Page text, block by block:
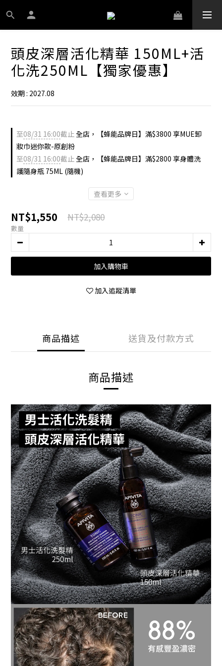
頭皮深層活化精華 150ML+活
化洗250ML【獨家優惠】
效期 : 2027.08
至08/31 16:00截止全店，【蜂能品牌日】滿$3800 享MUE卸
妝巾迷你款-原創粉
至08/31 16:00截止全店，【蜂能品牌日】滿$2800 享身體洗
護隨身瓶 75ML (隨機)
查看更多
NT$1,550 NT$2,080
數量
加入購物車
加入追蹤清單
商品描述 送貨及付款方式
商品描述